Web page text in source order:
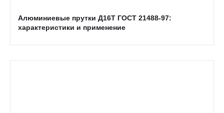
Алюминиевые прутки Д16Т ГОСТ 21488-97:
характеристики и применение